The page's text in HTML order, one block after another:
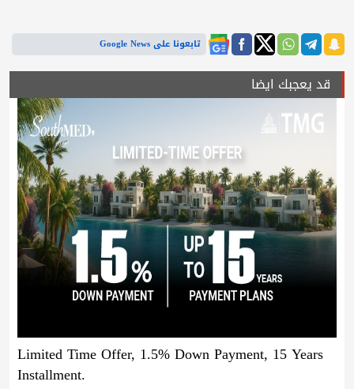
تابعونا على Google News
قد يعجبك ايضا
Limited Time Offer, 1.5% Down Payment, 15 Years
Installment.